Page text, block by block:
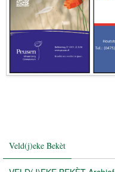
Veld(j)eke Bekèt